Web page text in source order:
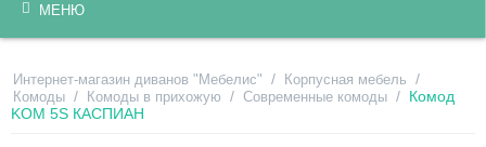
МЕНЮ
Интернет-магазин диванов "Мебелис" / Корпусная мебель /
Комоды / Комоды в прихожую / Современные комоды / Комод
KOM 5S КАСПИАН